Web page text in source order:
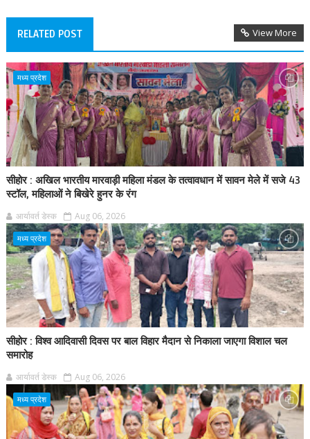
RELATED POST View More
मध्य प्रदेश
सीहोर : अखिल भारतीय मारवाड़ी महिला मंडल के तत्वावधान में सावन मेले में सजे 43
स्टॉल, महिलाओं ने बिखेरे हुनर के रंग
आर्यावर्त डेस्क Aug 06, 2026
मध्य प्रदेश
सीहोर : विश्व आदिवासी दिवस पर बाल विहार मैदान से निकाला जाएगा विशाल चल
समारोह
आर्यावर्त डेस्क Aug 06, 2026
मध्य प्रदेश